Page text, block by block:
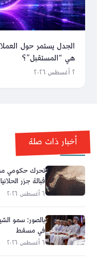
الجدل يستمر حول
هي “المستقبل”؟
٢ أغسطس ٢٠٢٦
أخبار ذات صلة
تحرك حكومي
قبالة جزر
٦ أغسطس ٢٠٢٦
بالصور: سمو
في مسقط
٦ أغسطس ٢٠٢٦